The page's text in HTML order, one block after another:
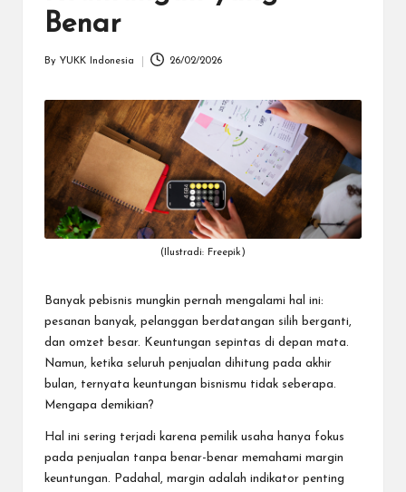
dapat
menerima
metode
mengirim
berbagai
tujuan
dengan
lebih
mudah,
Benar
By YUKK Indonesia 26/02/2026
(Ilustradi: Freepik)
Banyak pebisnis mungkin pernah mengalami hal ini:
pesanan banyak, pelanggan berdatangan silih berganti,
dan omzet besar. Keuntungan sepintas di depan mata.
Namun, ketika seluruh penjualan dihitung pada akhir
bulan, ternyata keuntungan bisnismu tidak seberapa.
Mengapa demikian?
Hal ini sering terjadi karena pemilik usaha hanya fokus
pada penjualan tanpa benar-benar memahami margin
keuntungan. Padahal, margin adalah indikator penting